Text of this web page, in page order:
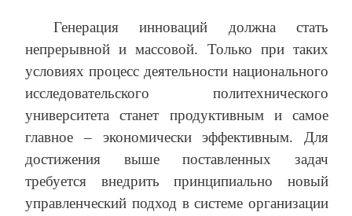
Генерация инноваций должна стать
непрерывной и массовой. Только при таких
условиях процесс деятельности национального
исследовательского политехнического
университета станет продуктивным и самое
главное – экономически эффективным. Для
достижения выше поставленных задач
требуется внедрить принципиально новый
управленческий подход в системе организации